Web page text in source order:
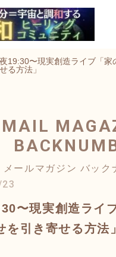
19:30〜現実創造ライブ「家
る方法」
MAIL
メールマガジン バック
〜現実創造ライ
を引き寄せる方法」